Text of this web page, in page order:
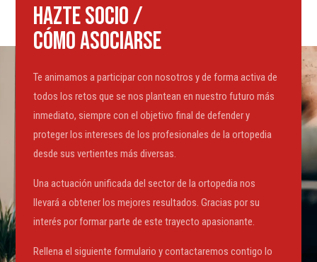
HAZTE SOCIO /
CÓMO ASOCIARSE
Te animamos a participar con nosotros y de forma activa de
todos los retos que se nos plantean en nuestro futuro más
inmediato, siempre con el objetivo final de defender y
proteger los intereses de los profesionales de la ortopedia
desde sus vertientes más diversas.
Una actuación unificada del sector de la ortopedia nos
llevará a obtener los mejores resultados. Gracias por su
interés por formar parte de este trayecto apasionante.
Rellena el siguiente formulario y contactaremos contigo lo